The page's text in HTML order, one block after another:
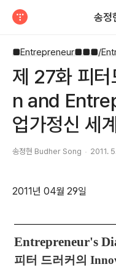
송정
제 27화 피
n and
업가정신 세
송정현 Budher Song 2011.
2011년 04월 29일
Entrepreneur's
피터 드러커의